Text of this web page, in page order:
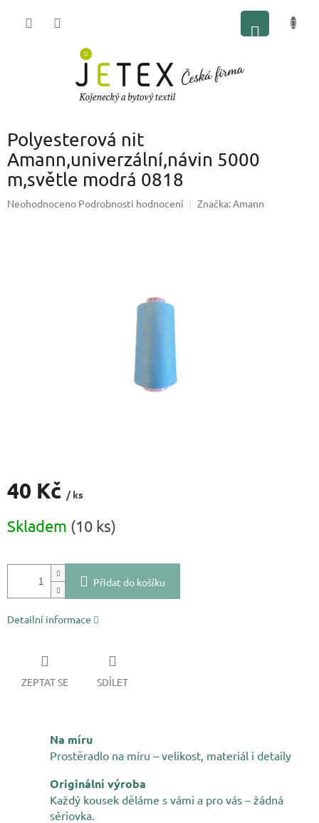
Polyesterová nit
Amann,univerzální,návin 5000
m,světle modrá 0818
Průměrné
Neohodnoceno Podrobnosti hodnocení Značka:Amann
40 Kč / ks
cena:
Skladem (10 ks)
Přidat do košíku
Detailní informace
ZEPTAT SE SDÍLET
Na míru
Prostěradlo na míru – velikost, materiál i detaily
Originální výroba
Každý kousek děláme s vámi a pro vás – žádná
sériovka.